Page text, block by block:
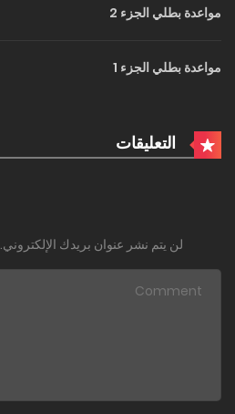
مواعدة بطلي الجزء 2
مواعدة بطلي الجزء 1
التعليقات
لن يتم نشر عنوان بريدك الإلكتروني.